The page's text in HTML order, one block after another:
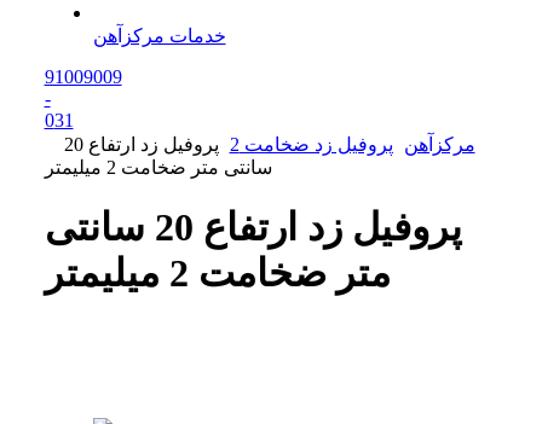
خدمات مرکزآهن
91009009
-
031
مرکزآهن
پروفیل زد ضخامت 2
پروفیل زد ارتفاع 20
سانتی متر ضخامت 2 میلیمتر
پروفیل زد ارتفاع 20 سانتی
متر ضخامت 2 میلیمتر